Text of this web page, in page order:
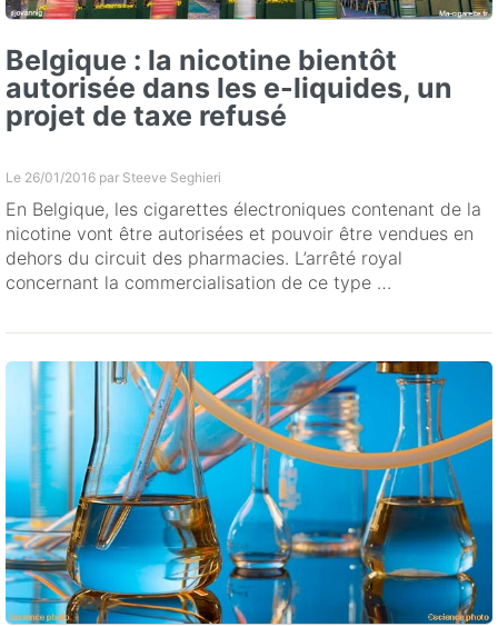
Belgique : la nicotine bientôt
autorisée dans les e-liquides, un
projet de taxe refusé
Le 26/01/2016 par Steeve Seghieri
En Belgique, les cigarettes électroniques contenant de la
nicotine vont être autorisées et pouvoir être vendues en
dehors du circuit des pharmacies. L’arrêté royal
concernant la commercialisation de ce type …